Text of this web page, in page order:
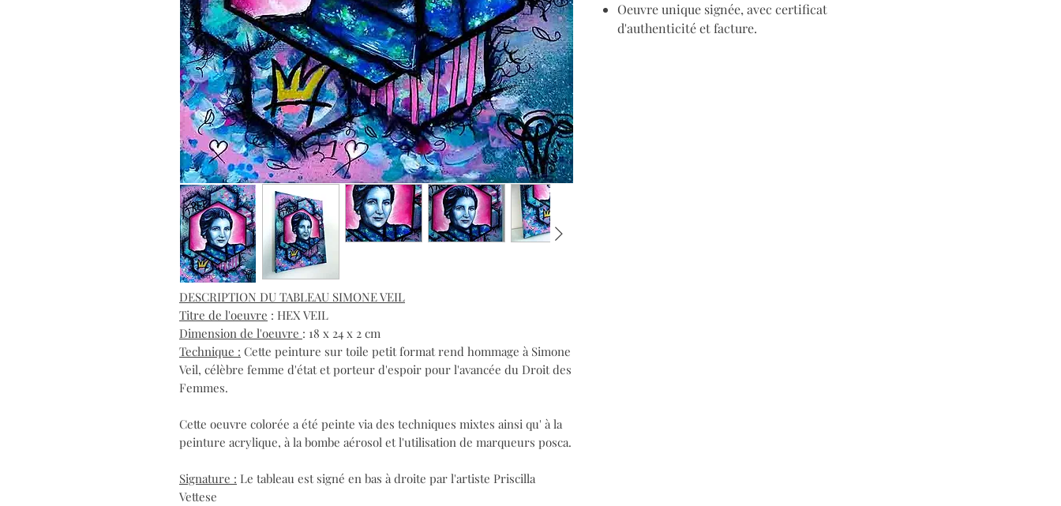
DESCRIPTION DU TABLEAU SIMONE VEIL
Titre de l'oeuvre : HEX VEIL
Dimension de l'oeuvre : 18 x 24 x 2 cm
Technique : Cette peinture sur toile petit format rend hommage à Simone
Veil, célèbre femme d'état et porteur d'espoir pour l'avancée du Droit des
Femmes.
Cette oeuvre colorée a été peinte via des techniques mixtes ainsi qu' à la
peinture acrylique, à la bombe aérosol et l'utilisation de marqueurs posca.
Signature : Le tableau est signé en bas à droite par l'artiste Priscilla
Vettese
Oeuvre unique signée, avec certificat
d'authenticité et facture.